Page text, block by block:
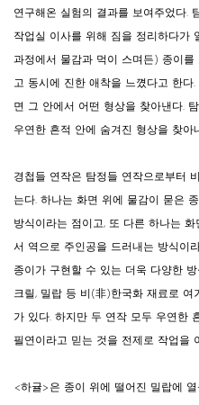
연구해온 실험의 결과를 보여주었다.
작업실 이사를 위해 짐을 정리하다가
과정에서 물감과 먹이 스며든) 종이
고 동시에 진한 애착을 느꼈다고 한다
면 그 안에서 어떤 형상을 찾아낸다.
우연한 흔적 안에 숨겨진 형상을 찾아
경첩들 연작은 탐정들 연작으로부터
는다. 하나는 화면 위에 물감이 묻은
방식이라는 점이고, 또 다른 하나는
서 역으로 주인공을 드러내는 방식이
종이가 구현할 수 있는 더욱 다양한
크릴, 밀랍 등 비(非)한국화 재료로 여
가 있다. 하지만 두 연작 모두 우연한
필연이라고 믿는 것을 전제로 작업을
<하귤>은 종이 위에 떨어진 밀랍에